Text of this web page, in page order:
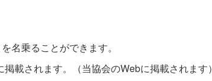
名乗ることができます。
載されます。（当協会のWebに掲載されます）